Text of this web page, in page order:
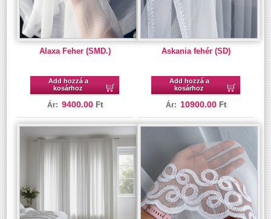
Alaxa Feher (SMD.)
Add hozzá a
kosárhoz
Ár: 9400.00 Ft
Askania fehér (SD)
Add hozzá a
kosárhoz
Ár: 10900.00 Ft